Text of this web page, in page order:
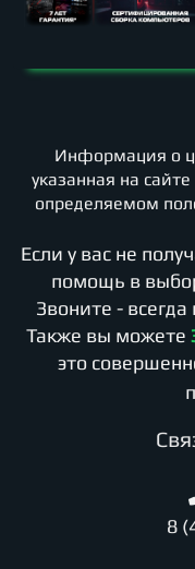
Информация о
указанная на
определяемом
Если у вас не
помощь в
Звоните -
Также вы можете
это
8